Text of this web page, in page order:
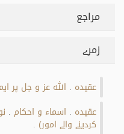
مراجع
زمرے
عقیدہ اللہ عز و جل پر
عقیدہ اسماء و احکام
کردینے والے امور)